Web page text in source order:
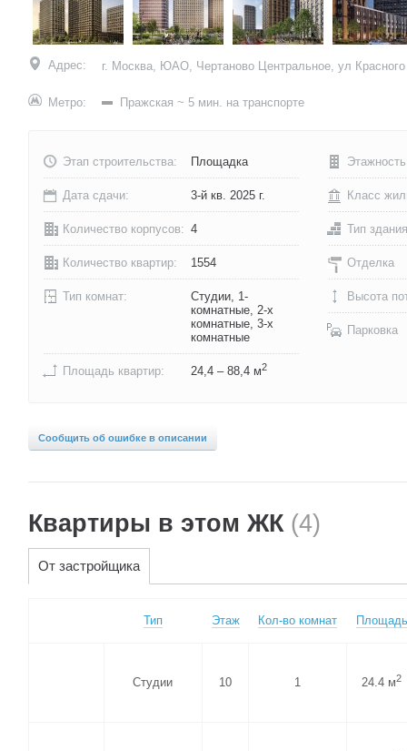
Адрес: г. Москва, ЮАО, Чертаново Центральное, ул
Метро: Пражская ~ 5 мин. на транспорте
Этап строительства: Площадка
Дата сдачи: 3-й кв. 2025 г.
Количество корпусов: 4
Количество квартир: 1554
Тип комнат:
Студии, 1-
комнатные, 2-х
комнатные, 3-х
комнатные
Площадь квартир: 24,4 – 88,4 м2
Этажность
Класс
Тип
Отделка
Высота
Парковка
Сообщить об ошибке в описании
Квартиры в этом ЖК (4)
От застройщика
Тип Этаж Кол-во комнат Площадь
Студии 10 1 24.4 м2